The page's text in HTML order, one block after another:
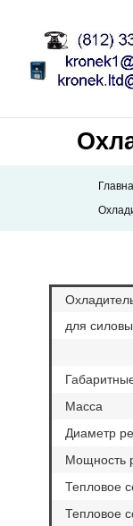
для
Масса
Диаметр
Мощность
Тепловое
Тепловое